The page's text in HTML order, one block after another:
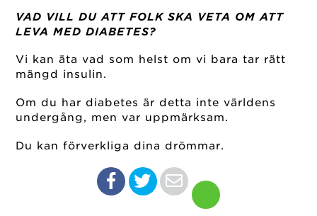
VAD VILL DU ATT FOLK SKA VETA OM ATT
LEVA MED DIABETES?
Vi kan äta vad som helst om vi bara tar rätt
mängd insulin.
Om du har diabetes är detta inte världens
undergång, men var uppmärksam.
Du kan förverkliga dina drömmar.